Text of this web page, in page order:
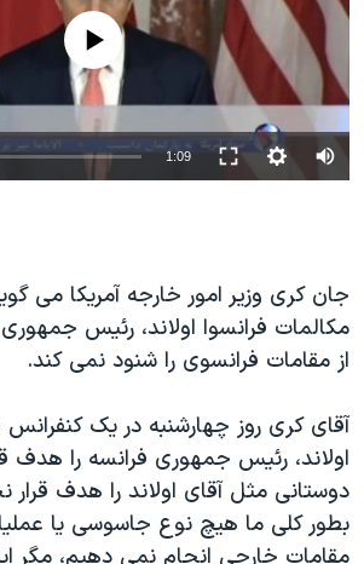
فرهنگ و زندگی
حقوق شهروندی
اقتصادی
علم و فناوری
آرشیو پخش زنده
مستندها
انتخابات ریاست جمهوری آمریکا ۲۰۲۴
حمله جمهوری اسلامی به اسرائیل
رمز مهسا
مجموعه مستندهای دادخواهی
تریبونال مردمی آبان ۹۸
دادگاه حمید نوری
چهل سال گروگان‌گیری
قانون شفافیت دارائی کادر رهبری ایران
اعتراضات مردمی آبان ۹۸
اسرائیل در جنگ
دنبال کنید
زبانهای مختلف
currently available
1:09
جان کری وزیر امور خارجه آمریکا می
مکالمات فرانسوا اولاند، رئیس
از مقامات فرانسوی را شنود نمی کند.
آقای کری روز چهارشنبه در یک
اولاند، رئیس جمهوری فرانسه را هدف
دوستانی مثل آقای اولاند را هدف قرار
بطور کلی ما هیچ نوع جاسوسی یا